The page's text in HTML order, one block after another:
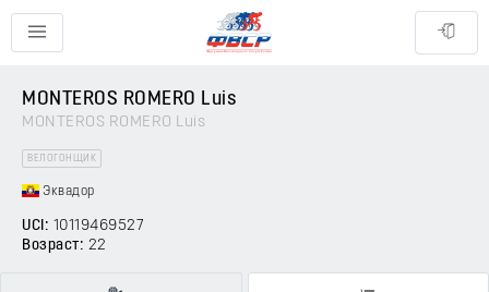
MONTEROS ROMERO Luis
MONTEROS ROMERO Luis
ВЕЛОГОНЩИК
Эквадор
UCI: 10119469527
Возраст: 22